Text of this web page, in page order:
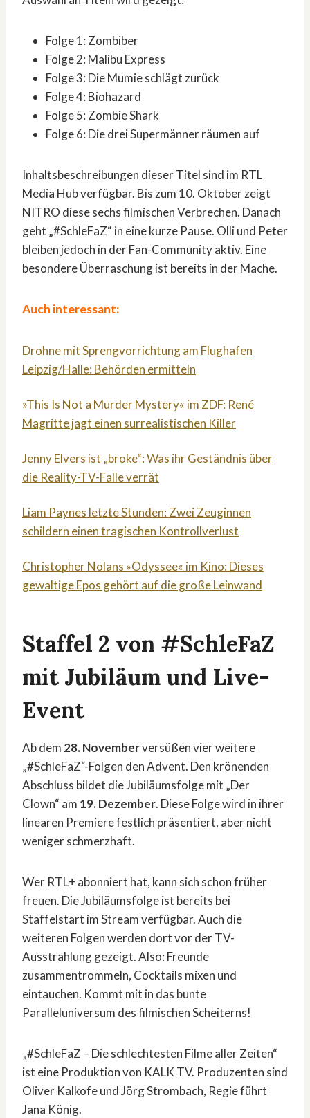
Folge 1: Zombiber
Folge 2: Malibu Express
Folge 3: Die Mumie schlägt zurück
Folge 4: Biohazard
Folge 5: Zombie Shark
Folge 6: Die drei Supermänner räumen auf
Inhaltsbeschreibungen dieser Titel sind im RTL
Media Hub verfügbar. Bis zum 10. Oktober zeigt
NITRO diese sechs filmischen Verbrechen. Danach
geht „#SchleFaZ“ in eine kurze Pause. Olli und Peter
bleiben jedoch in der Fan-Community aktiv. Eine
besondere Überraschung ist bereits in der Mache.
Auch interessant:
Drohne mit Sprengvorrichtung am Flughafen
Leipzig/Halle: Behörden ermitteln
»This Is Not a Murder Mystery« im ZDF: René
Magritte jagt einen surrealistischen Killer
Jenny Elvers ist „broke“: Was ihr Geständnis über
die Reality-TV-Falle verrät
Liam Paynes letzte Stunden: Zwei Zeuginnen
schildern einen tragischen Kontrollverlust
Christopher Nolans »Odyssee« im Kino: Dieses
gewaltige Epos gehört auf die große Leinwand
Staffel 2 von #SchleFaZ
mit Jubiläum und Live-
Event
Ab dem 28. Novemberversüßen vier weitere
„#SchleFaZ“-Folgen den Advent. Den krönenden
Abschluss bildet die Jubiläumsfolge mit „Der
Clown“ am 19. Dezember. Diese Folge wird in ihrer
linearen Premiere festlich präsentiert, aber nicht
weniger schmerzhaft.
Wer RTL+ abonniert hat, kann sich schon früher
freuen. Die Jubiläumsfolge ist bereits bei
Staffelstart im Stream verfügbar. Auch die
weiteren Folgen werden dort vor der TV-
Ausstrahlung gezeigt. Also: Freunde
zusammentrommeln, Cocktails mixen und
eintauchen. Kommt mit in das bunte
Paralleluniversum des filmischen Scheiterns!
„#SchleFaZ – Die schlechtesten Filme aller Zeiten“
ist eine Produktion von KALK TV. Produzenten sind
Oliver Kalkofe und Jörg Strombach, Regie führt
Jana König.